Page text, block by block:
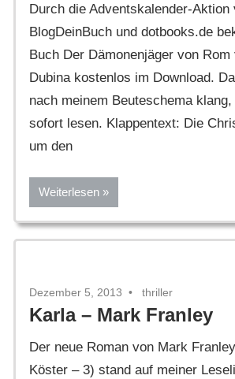
Durch die Adventskalender-Aktion
BlogDeinBuch und dotbooks.de
Buch Der Dämonenjäger von Rom
Dubina kostenlos im Download.
nach meinem Beuteschema
sofort lesen. Klappentext: Die
um den
Weiterlesen
Dezember 5, 2013 thriller
Karla – Mark Franley
Der neue Roman von Mark
Köster – 3) stand auf meiner